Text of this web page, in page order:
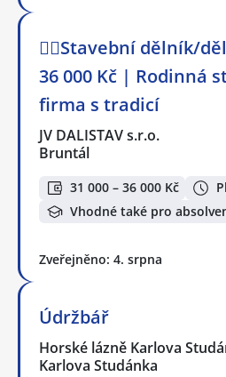
👷‍♂️Stavební dělník/
36 000 Kč | Rodinná
firma s tradicí
JV DALISTAV s.r.o.
Bruntál
31 000 – 36 000 Kč
Vhodné také pro
Zveřejněno: 4. srpna
Údržbář
Horské lázně Karlova
Karlova Studánka